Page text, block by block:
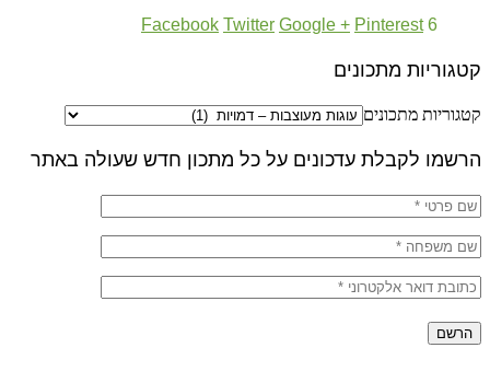
6
Facebook Twitter Google + Pinterest
קטגוריות מתכונים
קטגוריות מתכונים
הרשמו לקבלת עדכונים על כל מתכון חדש שעולה באתר